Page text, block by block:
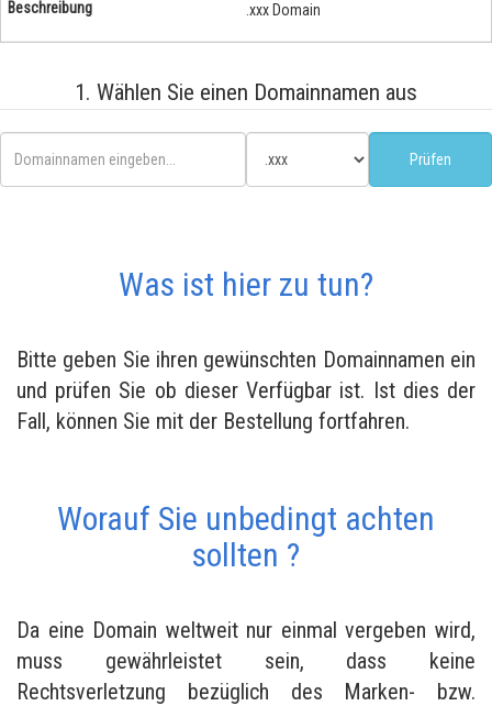
.xxx Domain
1. Wählen Sie einen Domainnamen aus
Was ist hier zu tun?
Bitte geben Sie ihren gewünschten Domainnamen ein
und prüfen Sie ob dieser Verfügbar ist. Ist dies der
Fall, können Sie mit der Bestellung fortfahren.
Worauf Sie unbedingt achten
sollten ?
Da eine Domain weltweit nur einmal vergeben wird,
muss gewährleistet sein, dass keine
Rechtsverletzung bezüglich des Marken- bzw.